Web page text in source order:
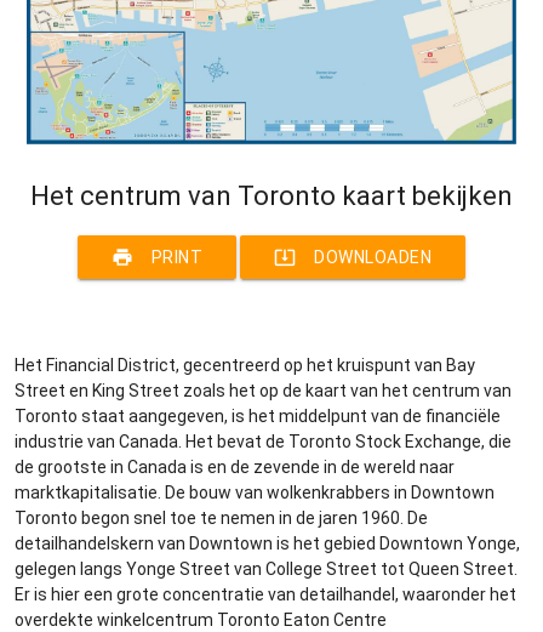
Het centrum van Toronto kaart bekijken
print PRINT system_update_alt DOWNLOADEN
Het Financial District, gecentreerd op het kruispunt van Bay
Street en King Street zoals het op de kaart van het centrum van
Toronto staat aangegeven, is het middelpunt van de financiële
industrie van Canada. Het bevat de Toronto Stock Exchange, die
de grootste in Canada is en de zevende in de wereld naar
marktkapitalisatie. De bouw van wolkenkrabbers in Downtown
Toronto begon snel toe te nemen in de jaren 1960. De
detailhandelskern van Downtown is het gebied Downtown Yonge,
gelegen langs Yonge Street van College Street tot Queen Street.
Er is hier een grote concentratie van detailhandel, waaronder het
overdekte winkelcentrum Toronto Eaton Centre